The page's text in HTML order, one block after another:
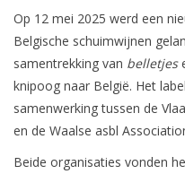
Tasting Tuesdays
Blog
Wijndomeinen
Op 12 mei 2025 werd een
Belgische schuimwijnen
samentrekking van belletjes
knipoog naar België. Het
samenwerking tussen de
en de Waalse asbl
Beide organisaties vonden